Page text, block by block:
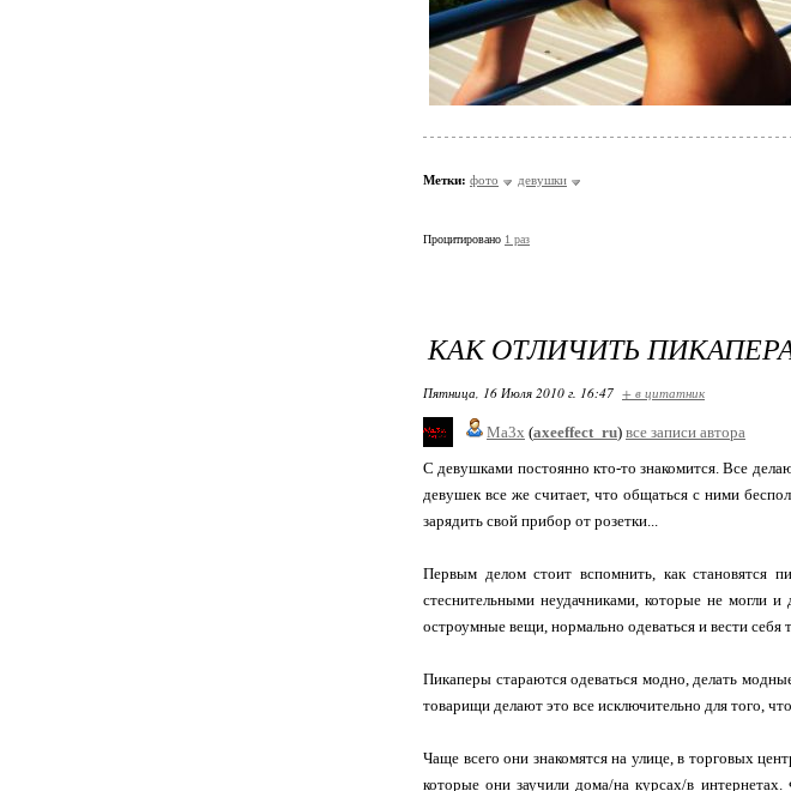
Метки: фото девушки
Процитировано 1 раз
КАК ОТЛИЧИТЬ
Пятница, 16 Июля 2010 г. 16:47 + в цитатник
Ma3x (axeeffect_ru) все записи автора
С девушками постоянно кто-то знакомится. Все
девушек все же считает, что общаться с ними
зарядить свой прибор от розетки...
Первым делом стоит вспомнить, как
стеснительными неудачниками, которые не могли
остроумные вещи, нормально одеваться и вести
Пикаперы стараются одеваться модно, делать
товарищи делают это все исключительно для того,
Чаще всего они знакомятся на улице, в торговых
которые они заучили дома/на курсах/в